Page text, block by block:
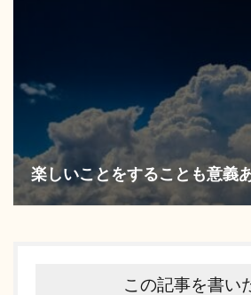
楽しいことをすることも意義
この記事を書い